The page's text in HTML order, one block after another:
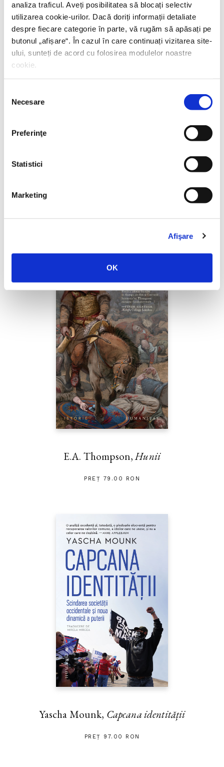
analiza traficul. Aveți posibilitatea să blocați selectiv
utilizarea cookie-urilor. Dacă doriți informații detaliate
despre fiecare categorie în parte, vă rugăm să apăsați pe
butonul „ afișare“. În cazul în care continuați vizitarea site-
ului, sunteți de acord cu folosirea modulelor noastre
cookie.
consimțământului
Necesare
Preferinţe
Statistici
Marketing
Afişare
OK
Thierry Wolton, Lumea noastră orwelliană
PREȚ 49.00 RON
E.A. Thompson,Hunii
PREȚ 79.00 RON
Yascha Mounk, Capcana identității
PREȚ 97.00 RON